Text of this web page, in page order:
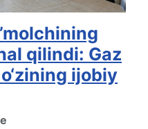
qilindi: Gaz
ijobiy